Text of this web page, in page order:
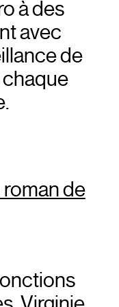
à des
avec
de
chaque
roman de